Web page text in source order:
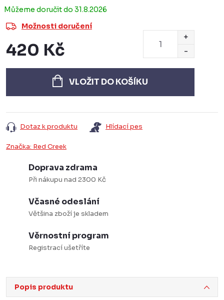
31.8.2026
Možnosti doručení
420 Kč
cena:
VLOŽIT DO KOŠÍKU
Dotaz k produktu Hlídací pes
Značka: Red Creek
Doprava zdrama
Při nákupu nad 2300 Kč
Včasné odeslání
Většina zboží je skladem
Věrnostní program
Registrací ušetříte
Popis produktu